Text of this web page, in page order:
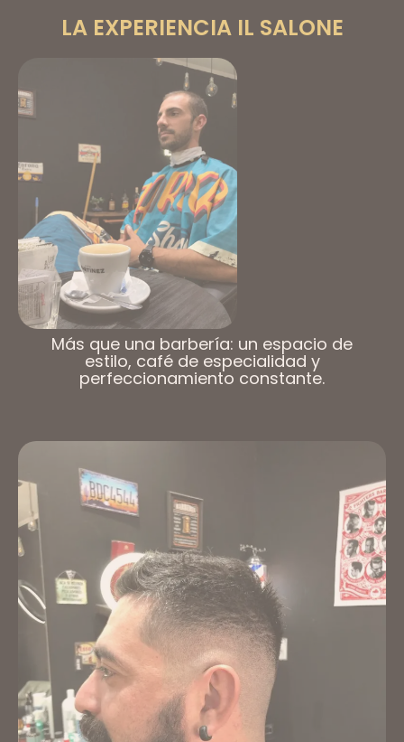
LA EXPERIENCIA IL SALONE
Más que una barbería: un espacio de
estilo, café de especialidad y
perfeccionamiento constante.